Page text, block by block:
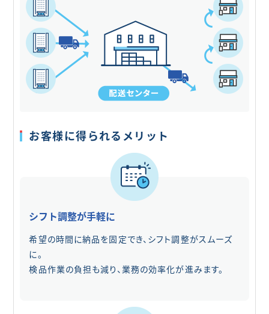
お客様に得られるメリット
シフト調整が手軽に
希望の時間に納品を固定でき、シフト調整がスムーズ
に。
検品作業の負担も減り、業務の効率化が進みます。